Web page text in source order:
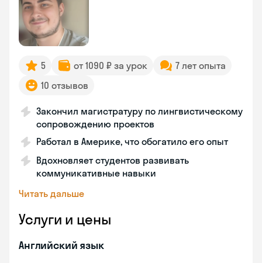
5 от 1090 ₽ за урок
7 лет опыта
10 отзывов
Закончил магистратуру по лингвистическому
сопровождению проектов
Работал в Америке, что обогатило его опыт
Вдохновляет студентов развивать
коммуникативные навыки
Читать дальше
Услуги и цены
Английский язык